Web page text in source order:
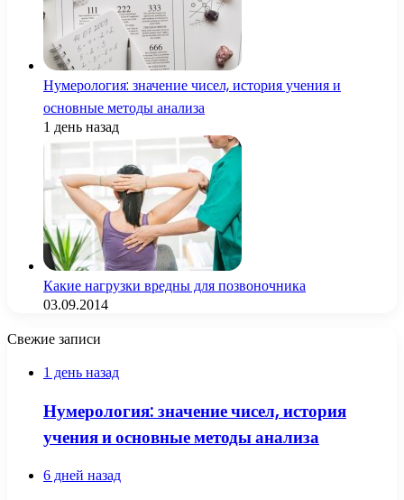
Нумерология: значение чисел, история учения и
основные методы анализа
1 день назад
Какие нагрузки вредны для позвоночника
03.09.2014
Свежие записи
1 день назад
Нумерология: значение чисел, история
учения и основные методы анализа
6 дней назад